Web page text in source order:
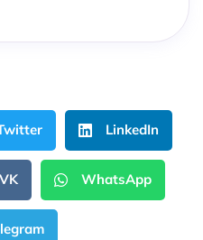
LinkedIn
VK WhatsApp